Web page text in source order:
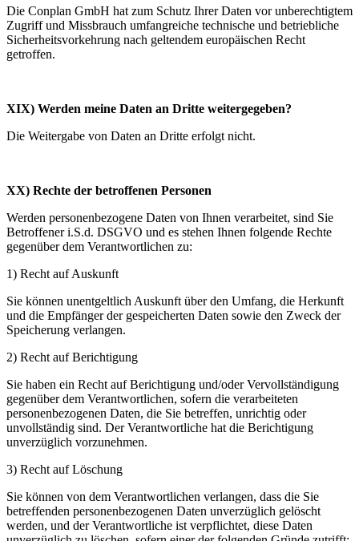
Die Conplan GmbH hat zum Schutz Ihrer Daten vor unberechtigtem
Zugriff und Missbrauch umfangreiche technische und betriebliche
Sicherheitsvorkehrung nach geltendem europäischen Recht
getroffen.
XIX) Werden meine Daten an Dritte weitergegeben?
Die Weitergabe von Daten an Dritte erfolgt nicht.
XX) Rechte der betroffenen Personen
Werden personenbezogene Daten von Ihnen verarbeitet, sind Sie
Betroffener i.S.d. DSGVO und es stehen Ihnen folgende Rechte
gegenüber dem Verantwortlichen zu:
1) Recht auf Auskunft
Sie können unentgeltlich Auskunft über den Umfang, die Herkunft
und die Empfänger der gespeicherten Daten sowie den Zweck der
Speicherung verlangen.
2) Recht auf Berichtigung
Sie haben ein Recht auf Berichtigung und/oder Vervollständigung
gegenüber dem Verantwortlichen, sofern die verarbeiteten
personenbezogenen Daten, die Sie betreffen, unrichtig oder
unvollständig sind. Der Verantwortliche hat die Berichtigung
unverzüglich vorzunehmen.
3) Recht auf Löschung
Sie können von dem Verantwortlichen verlangen, dass die Sie
betreffenden personenbezogenen Daten unverzüglich gelöscht
werden, und der Verantwortliche ist verpflichtet, diese Daten